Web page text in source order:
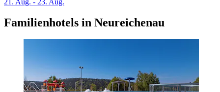
21. Aug. - 23. Aug.
Familienhotels in Neureichenau